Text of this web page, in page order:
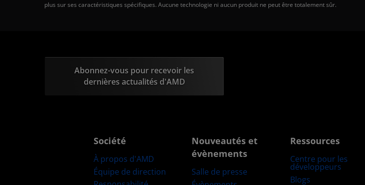
plus sur ses caractéristiques spécifiques. Aucune technologie ni aucun produit ne peut être totalement sûr.
Abonnez-vous pour recevoir les
dernières actualités d'AMD
Société
À propos d'AMD
Équipe de direction
Nouveautés et
évènements
Salle de presse
Ressources
Centre pour les
développeurs
Blogs